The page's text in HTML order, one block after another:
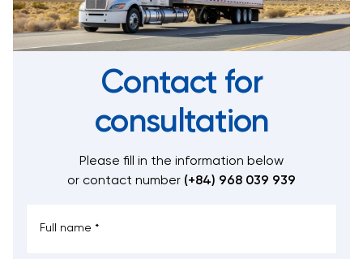
Contact for
consultation
Please fill in the information below
or contact number (+84) 968 039 939